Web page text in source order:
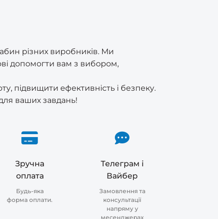
різних виробників. Ми
допомогти вам з вибором,
підвищити ефективність і безпеку.
ваших завдань!
Зручна
оплата
Будь-яка
форма оплати.
Телеграм і
Вайбер
Замовлення та
консультації
напряму у
месенджерах